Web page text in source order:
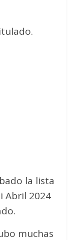
la lista
Abril 2024
muchas